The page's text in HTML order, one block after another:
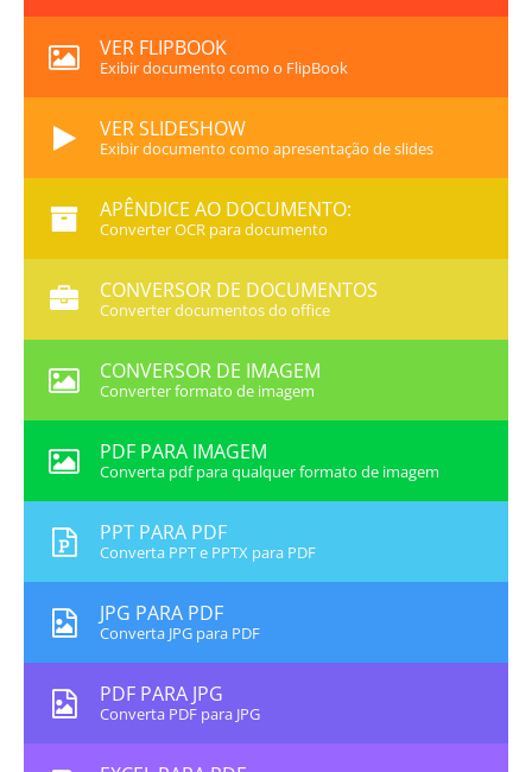
VER FLIPBOOK
Exibir documento como o FlipBook
VER SLIDESHOW
Exibir documento como apresentação de slides
APÊNDICE AO DOCUMENTO:
Converter OCR para documento
CONVERSOR DE DOCUMENTOS
Converter documentos do office
CONVERSOR DE IMAGEM
Converter formato de imagem
PDF PARA IMAGEM
Converta pdf para qualquer formato de imagem
PPT PARA PDF
Converta PPT e PPTX para PDF
JPG PARA PDF
Converta JPG para PDF
PDF PARA JPG
Converta PDF para JPG